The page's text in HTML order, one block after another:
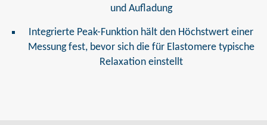
und Aufladung
Integrierte Peak-Funktion hält den Höchstwert einer
Messung fest, bevor sich die für Elastomere typische
Relaxation einstellt